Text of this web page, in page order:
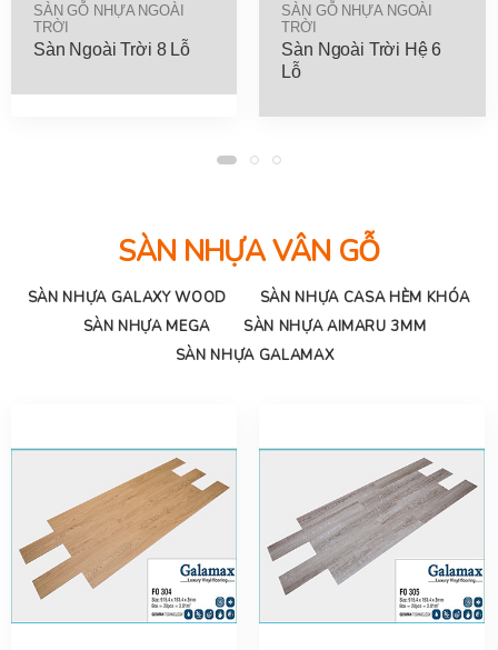
SÀN GỖ NHỰA NGOÀI
TRỜI
Sàn Ngoài Trời 8 Lỗ
SÀN GỖ NHỰA NGOÀI
TRỜI
Sàn Ngoài Trời Hệ 6
Lỗ
SÀN NHỰA VÂN GỖ
SÀN NHỰA GALAXY WOOD
SÀN NHỰA CASA HÈM KHÓA
SÀN NHỰA MEGA
SÀN NHỰA AIMARU 3MM
SÀN NHỰA GALAMAX